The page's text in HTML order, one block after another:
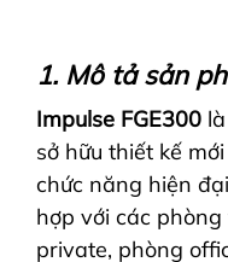
1. Mô tả sản
Impulse FGE300
sở hữu thiết kế
chức năng hiện
hợp với các
private, phòng